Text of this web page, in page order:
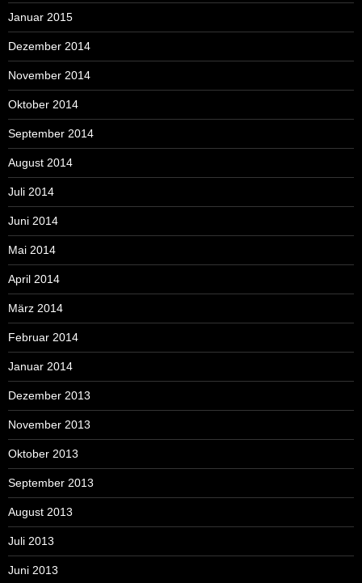
Januar 2015
Dezember 2014
November 2014
Oktober 2014
September 2014
August 2014
Juli 2014
Juni 2014
Mai 2014
April 2014
März 2014
Februar 2014
Januar 2014
Dezember 2013
November 2013
Oktober 2013
September 2013
August 2013
Juli 2013
Juni 2013